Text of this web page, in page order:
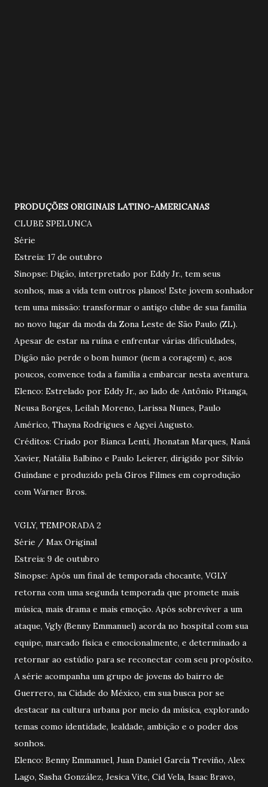
PRODUÇÕES ORIGINAIS LATINO-AMERICANAS
CLUBE SPELUNCA
Série
Estreia: 17 de outubro
Sinopse: Digão, interpretado por Eddy Jr., tem seus
sonhos, mas a vida tem outros planos! Este jovem sonhador
tem uma missão: transformar o antigo clube de sua família
no novo lugar da moda da Zona Leste de São Paulo (ZL).
Apesar de estar na ruína e enfrentar várias dificuldades,
Digão não perde o bom humor (nem a coragem) e, aos
poucos, convence toda a família a embarcar nesta aventura.
Elenco: Estrelado por Eddy Jr., ao lado de Antônio Pitanga,
Neusa Borges, Leilah Moreno, Larissa Nunes, Paulo
Américo, Thayna Rodrigues e Agyei Augusto.
Créditos: Criado por Bianca Lenti, Jhonatan Marques, Naná
Xavier, Natália Balbino e Paulo Leierer, dirigido por Silvio
Guindane e produzido pela Giros Filmes em coprodução
com Warner Bros.
VGLY, TEMPORADA 2
Série / Max Original
Estreia: 9 de outubro
Sinopse: Após um final de temporada chocante, VGLY
retorna com uma segunda temporada que promete mais
música, mais drama e mais emoção. Após sobreviver a um
ataque, Vgly (Benny Emmanuel) acorda no hospital com sua
equipe, marcado física e emocionalmente, e determinado a
retornar ao estúdio para se reconectar com seu propósito.
A série acompanha um grupo de jovens do bairro de
Guerrero, na Cidade do México, em sua busca por se
destacar na cultura urbana por meio da música, explorando
temas como identidade, lealdade, ambição e o poder dos
sonhos.
Elenco: Benny Emmanuel, Juan Daniel García Treviño, Alex
Lago, Sasha González, Jesica Vite, Cid Vela, Isaac Bravo,